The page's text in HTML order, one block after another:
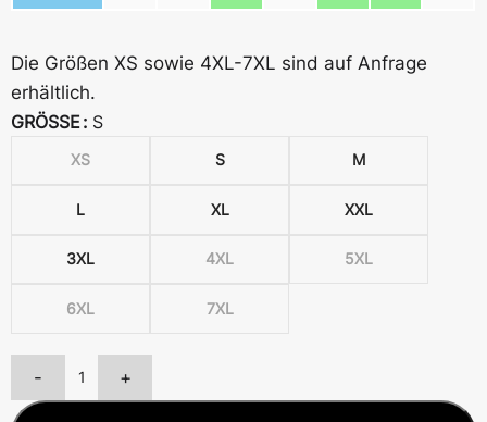
Die Größen XS sowie 4XL-7XL sind auf Anfrage
erhältlich.
GRÖSSE
S
XS S M
L XL XXL
3XL 4XL 5XL
6XL 7XL
- +